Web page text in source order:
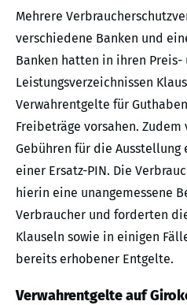
Mehrere
verschiedene Banken und
Banken hatten in ihren Preis-
Leistungsverzeichnissen
Verwahrentgelte für
Freibeträge vorsahen.
Gebühren für die Ausstellung
einer Ersatz-PIN. Die
hierin eine unangemessene
Verbraucher und forderten
Klauseln sowie in einigen
bereits erhobener Entgelte.
Verwahrentgelte auf